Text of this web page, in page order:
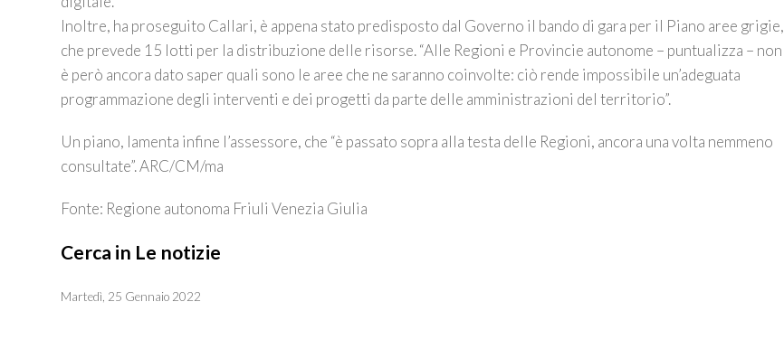
Inoltre, ha proseguito Callari, è appena stato predisposto dal Governo il bando di gara per il Piano aree grigie,
che prevede 15 lotti per la distribuzione delle risorse. “Alle Regioni e Provincie autonome – puntualizza – non
è però ancora dato saper quali sono le aree che ne saranno coinvolte: ciò rende impossibile un’adeguata
programmazione degli interventi e dei progetti da parte delle amministrazioni del territorio”.
Un piano, lamenta infine l’assessore, che “è passato sopra alla testa delle Regioni, ancora una volta nemmeno
consultate”. ARC/CM/ma
Fonte: Regione autonoma Friuli Venezia Giulia
Cerca in Le notizie
Martedì, 25 Gennaio 2022